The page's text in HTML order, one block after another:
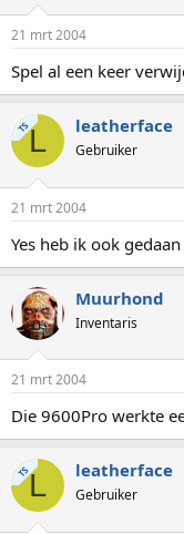
21 mrt 2004
Spel al een keer
TSL leatherface
Gebruiker
21 mrt 2004
Yes heb ik ook gedaan
Muurhond
Inventaris
21 mrt 2004
Die 9600Pro werkte
TSL leatherface
Gebruiker